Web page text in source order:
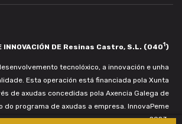
INNOVACIÓN DE Resinas Castro, S.L. (0401)
tecnolóxico, a innovación e unha
Esta operación está financiada pola Xunta
de axudas concedidas pola Axencia Galega de
do programa de axudas a empresa. InnovaPeme
2023.